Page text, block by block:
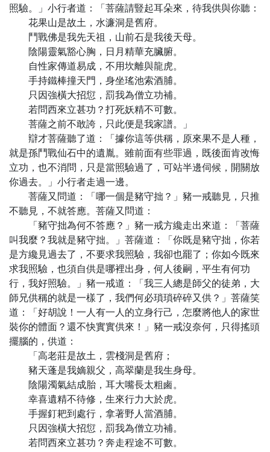
照驗。」小行者道：「菩薩請豎起耳朵來，待我供與你聽：
花果山是故土，水濂洞是舊府。
鬥戰佛是我先天祖，山前石是我後天母。
陰陽靈氣豁心胸，日月精華充臟腑。
自性家傳道易成，不用坎離與龍虎。
手持鐵棒撞天門，身坐瑤池索酒脯。
只因強橫大招愆，罰我為僧立功補。
若問西來立甚功？打死妖精不可數。
菩薩之前不敢誇，只此便是我家譜。」
辯才菩薩聽了道：「據你這等供稱，原來果不是人種，
就是孫鬥戰仙石中的遺胤。雖前面有些罪過，既後面肯改悔
立功，也不消問，只是當照驗過了，可站半邊伺候，開關放
你過去。」小行者走過一邊。
菩薩又問道：「哪一個是豬守拙？」豬一戒聽見，只推
不聽見，不就答應。菩薩又問道：
「豬守拙為何不答應？」豬一戒方纔走出來道：「菩薩
叫我麼？我就是豬守拙。」菩薩道：「你既是豬守拙，你若
是方纔見過去了，不要求我照驗，我卻也罷了；你如今既來
求我照驗，也須自供是哪裡出身，何人後嗣，平生有何功
行，我好照驗。」豬一戒道：「我三人總是師父的徒弟，大
師兄供稱的就是一樣了，我們何必瑣瑣碎碎又供？」菩薩笑
道：「好胡說！一人有一人的立身行己，怎麼將他人的家世
裝你的體面？還不快實實供來！」豬一戒沒奈何，只得搖頭
擺腦的，供道：
「高老莊是故土，雲棧洞是舊府；
豬天蓬是我嫡親父，高翠蘭是我生身母。
陰陽濁氣結成胎，耳大嘴長太粗鹵。
幸喜遺精不待修，生來行力大於虎。
手握釘耙到處行，拿著野人當酒脯。
只因強橫大招愆，罰我為僧立功補。
若問西來立甚功？奔走程途不可數。